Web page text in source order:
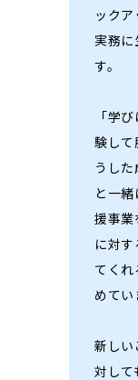
ック
実務に
す。
「学
験して
うし
と一
援事
に対
てく
めてい
新しい
対して